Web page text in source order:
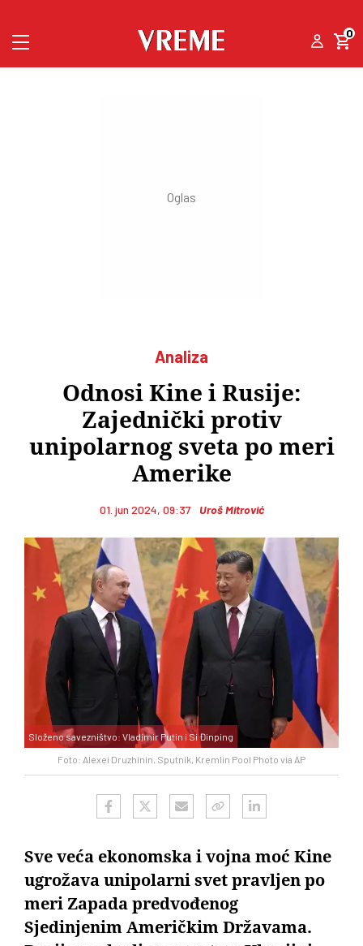
0
Analiza
Odnosi Kine i Rusije:
Zajednički protiv
unipolarnog sveta po meri
Amerike
01. jun 2024, 09:37 Uroš Mitrović
Foto: Alexei Druzhinin, Sputnik, Kremlin Pool Photo via AP
Složeno savezništvo: Vladimir Putin i Si Đinping
Sve veća ekonomska i vojna moć Kine
ugrožava unipolarni svet pravljen po
meri Zapada predvođenog
Sjedinjenim Američkim Državama.